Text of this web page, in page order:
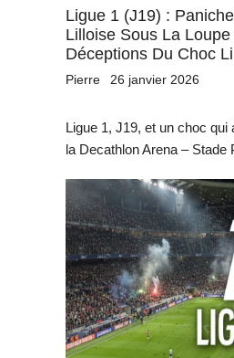
Ligue 1 (J19) :
Lilloise Sous La
Déceptions Du Choc
Pierre 26 janvier 2026
Ligue 1, J19, et un choc
la Decathlon Arena –